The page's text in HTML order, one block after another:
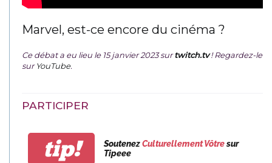
Marvel, est-ce encore du cinéma ?
Ce débat a eu lieu le 15 janvier 2023 surtwitch.tv ! Regardez-le
surYouTube.
PARTICIPER
tip! SoutenezCulturellement Vôtresur
Tipeee